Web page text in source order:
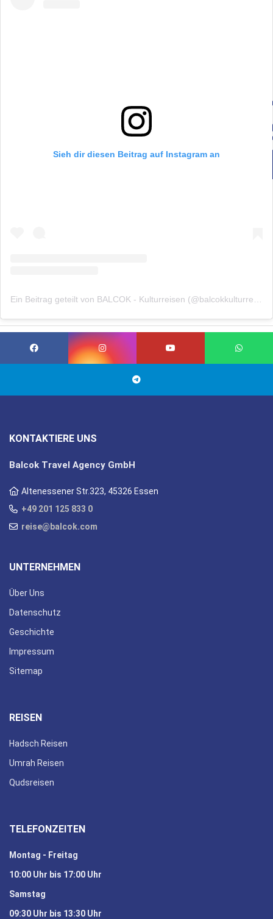
Sieh dir diesen Beitrag auf Instagram an
KONTAKTIERE UNS
Balcok Travel Agency GmbH
Altenessener Str.323, 45326 Essen
+49 201 125 833 0
reise@balcok.com
UNTERNEHMEN
Über Uns
Datenschutz
Geschichte
Impressum
Sitemap
REISEN
Hadsch Reisen
Umrah Reisen
Qudsreisen
TELEFONZEITEN
Montag - Freitag
10:00 Uhr bis 17:00 Uhr
Samstag
09:30 Uhr bis 13:30 Uhr